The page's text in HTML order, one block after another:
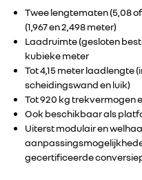
Twee lengtematen (5,08
(1,967 en 2,498 meter)
Laadruimte (gesloten
kubieke meter
Tot 4,15 meter laadlengte
scheidingswand en luik)
Tot 920 kg trekvermogen
Ook beschikbaar als
Uiterst modulair en
gecertificeerde